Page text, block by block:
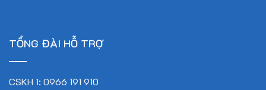
TỔNG ĐÀI HỖ TRỢ
CSKH 1: 0966 191 910